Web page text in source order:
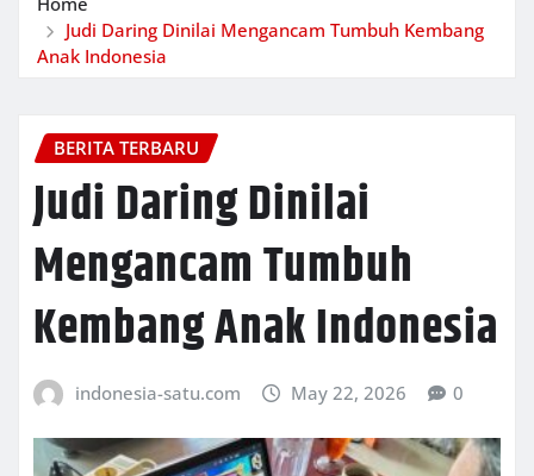
Judi Daring Dinilai Mengancam Tumbuh Kembang
Anak Indonesia
BERITA TERBARU
Judi Daring Dinilai
Mengancam Tumbuh
Kembang Anak Indonesia
indonesia-satu.com May 22, 2026 0